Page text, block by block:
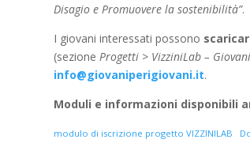
Disagio e Promuovere la sostenibilità”.
I giovani interessati possono
(sezioneProgetti > VizziniLab –
info@giovaniperigiovani.it.
Moduli e informazioni disponibili
modulo di iscrizione progetto VIZZINILAB